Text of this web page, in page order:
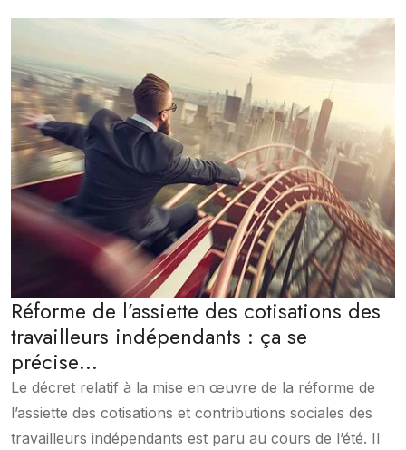
Réforme de l’assiette des cotisations des
travailleurs indépendants : ça se
précise…
Le décret relatif à la mise en œuvre de la réforme de
l’assiette des cotisations et contributions sociales des
travailleurs indépendants est paru au cours de l’été. Il